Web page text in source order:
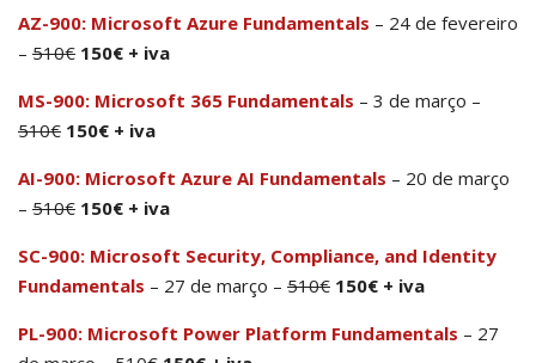
AZ-900: Microsoft Azure Fundamentals – 24 de fevereiro
– 510€ 150€ + iva
MS-900: Microsoft 365 Fundamentals – 3 de março –
510€ 150€ + iva
AI-900: Microsoft Azure AI Fundamentals – 20 de março
– 510€ 150€ + iva
SC-900: Microsoft Security, Compliance, and Identity
Fundamentals – 27 de março – 510€ 150€ + iva
PL-900: Microsoft Power Platform Fundamentals – 27